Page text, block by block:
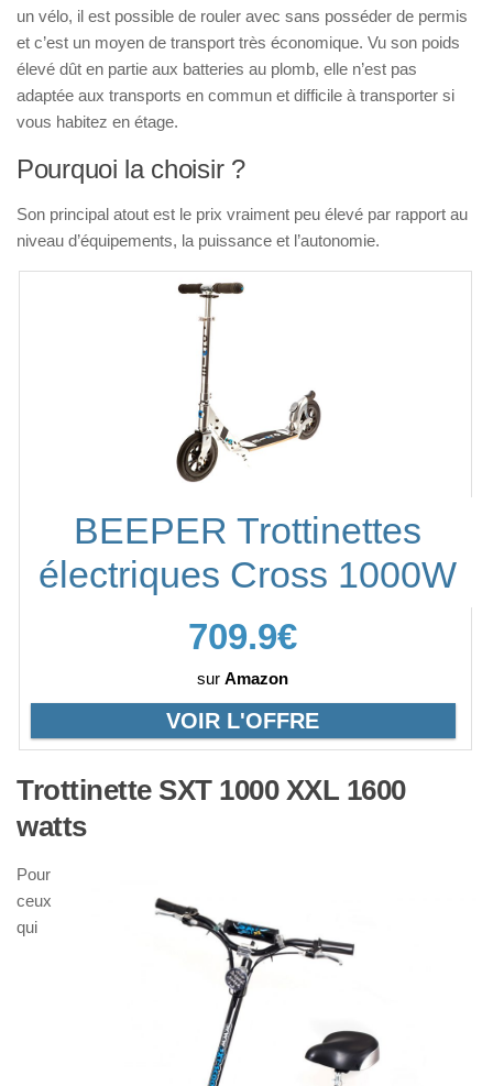
un vélo, il est possible de rouler avec sans posséder de permis
et c’est un moyen de transport très économique. Vu son poids
élevé dût en partie aux batteries au plomb, elle n’est pas
adaptée aux transports en commun et difficile à transporter si
vous habitez en étage.
Pourquoi la choisir ?
Son principal atout est le prix vraiment peu élevé par rapport au
niveau d’équipements, la puissance et l’autonomie.
BEEPER Trottinettes
électriques Cross 1000W
709.9€
surAmazon
VOIR L'OFFRE
Trottinette SXT 1000 XXL 1600
watts
Pour
ceux
qui